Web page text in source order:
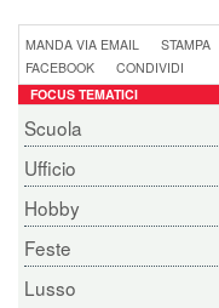
MANDA VIA EMAIL STAMPA
FACEBOOK
CONDIVIDI
FOCUS TEMATICI
Scuola
Ufficio
Hobby
Feste
Lusso